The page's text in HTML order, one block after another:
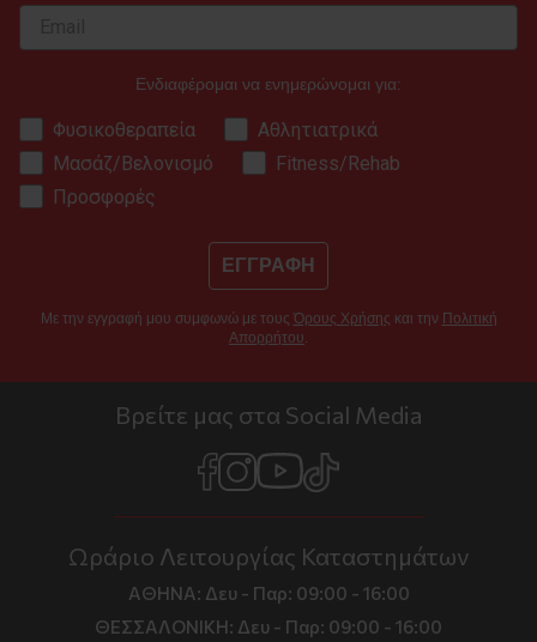
Ενδιαφέρομαι να ενημερώνομαι για:
Φυσικοθεραπεία
Αθλητιατρικά
Μασάζ/Βελονισμό
Fitness/Rehab
Προσφορές
ΕΓΓΡΑΦΗ
Με την εγγραφή μου συμφωνώ με τους Όρους Χρήσης και την Πολιτική
Απορρήτου.
Βρείτε μας στα Social Media
Ωράριο Λειτουργίας Καταστημάτων
ΑΘΗΝΑ: Δευ - Παρ: 09:00 - 16:00
ΘΕΣΣΑΛΟΝΙΚΗ: Δευ - Παρ: 09:00 - 16:00